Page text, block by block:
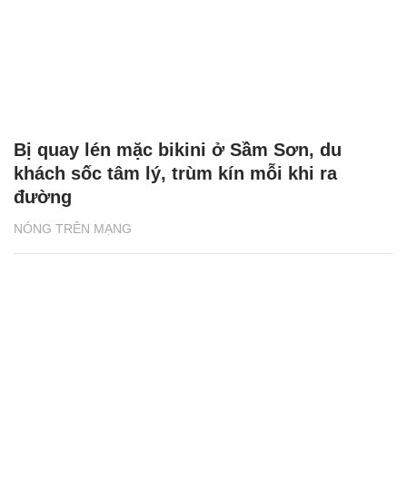
NÓNG TRÊN MẠNG
Bị quay lén mặc bikini ở Sầm Sơn, du
khách sốc tâm lý, trùm kín mỗi khi ra
đường